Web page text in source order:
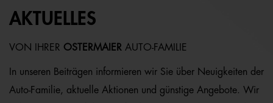
AKTUELLES
VON IHRER OSTERMAIER AUTO-FAMILIE
In unseren Beiträgen informieren wir Sie über Neuigkeiten der
Auto-Familie, aktuelle Aktionen und günstige Angebote. Wir